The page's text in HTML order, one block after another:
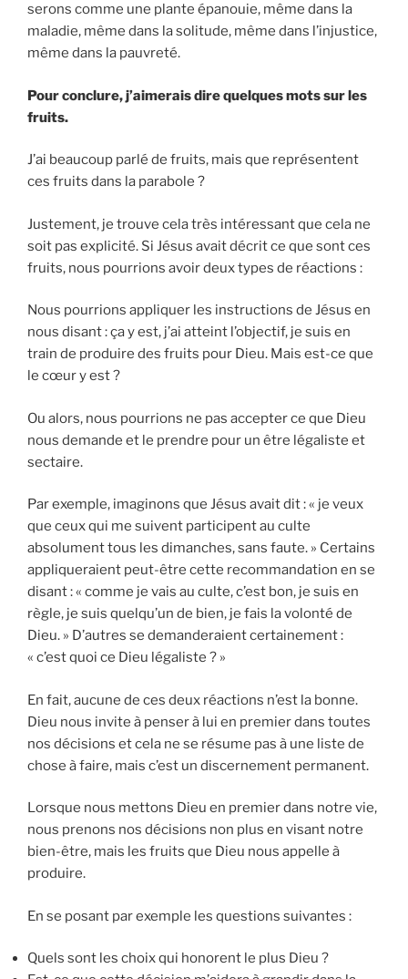
serons comme une plante épanouie, même dans la
maladie, même dans la solitude, même dans l’injustice,
même dans la pauvreté.
Pour conclure, j’aimerais dire quelques mots sur les
fruits.
J’ai beaucoup parlé de fruits, mais que représentent
ces fruits dans la parabole ?
Justement, je trouve cela très intéressant que cela ne
soit pas explicité. Si Jésus avait décrit ce que sont ces
fruits, nous pourrions avoir deux types de réactions :
Nous pourrions appliquer les instructions de Jésus en
nous disant : ça y est, j’ai atteint l’objectif, je suis en
train de produire des fruits pour Dieu. Mais est-ce que
le cœur y est ?
Ou alors, nous pourrions ne pas accepter ce que Dieu
nous demande et le prendre pour un être légaliste et
sectaire.
Par exemple, imaginons que Jésus avait dit : « je veux
que ceux qui me suivent participent au culte
absolument tous les dimanches, sans faute. » Certains
appliqueraient peut-être cette recommandation en se
disant : « comme je vais au culte, c’est bon, je suis en
règle, je suis quelqu’un de bien, je fais la volonté de
Dieu. » D’autres se demanderaient certainement :
« c’est quoi ce Dieu légaliste ? »
En fait, aucune de ces deux réactions n’est la bonne.
Dieu nous invite à penser à lui en premier dans toutes
nos décisions et cela ne se résume pas à une liste de
chose à faire, mais c’est un discernement permanent.
Lorsque nous mettons Dieu en premier dans notre vie,
nous prenons nos décisions non plus en visant notre
bien-être, mais les fruits que Dieu nous appelle à
produire.
En se posant par exemple les questions suivantes :
Quels sont les choix qui honorent le plus Dieu ?